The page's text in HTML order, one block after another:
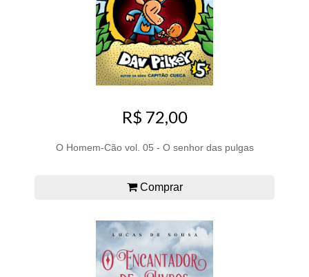
R$ 72,00
O Homem-Cão vol. 05 - O senhor das pulgas
Comprar